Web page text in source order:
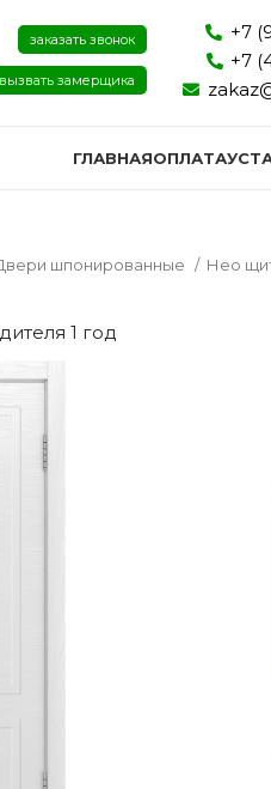
заказать звонок
вызвать замерщика
+7
+7
ГЛАВНАЯОПЛАТА
шпонированные Нео
1 год